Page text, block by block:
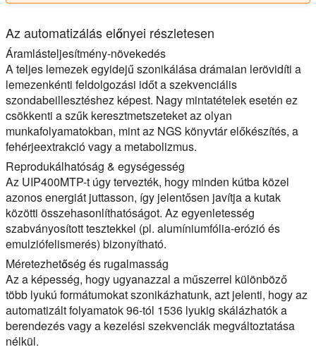
Az automatizálás előnyei részletesen
Áramlásteljesítmény-növekedés
A teljes lemezek egyidejű szonikálása drámaian lerövidíti a
lemezenkénti feldolgozási időt a szekvenciális
szondabeillesztéshez képest. Nagy mintatételek esetén ez
csökkenti a szűk keresztmetszeteket az olyan
munkafolyamatokban, mint az NGS könyvtár előkészítés, a
fehérjeextrakció vagy a metabolizmus.
Reprodukálhatóság & egységesség
Az UIP400MTP-t úgy tervezték, hogy minden kútba közel
azonos energiát juttasson, így jelentősen javítja a kutak
közötti összehasonlíthatóságot. Az egyenletesség
szabványosított tesztekkel (pl. alumíniumfólia-erózió és
emulziófelismerés) bizonyítható.
Méretezhetőség és rugalmasság
Az a képesség, hogy ugyanazzal a műszerrel különböző
több lyukú formátumokat szonikázhatunk, azt jelenti, hogy az
automatizált folyamatok 96-tól 1536 lyukig skálázhatók a
berendezés vagy a kezelési szekvenciák megváltoztatása
nélkül.